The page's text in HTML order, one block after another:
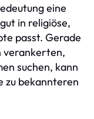
eine
in religiöse,
passt. Gerade
verankerten,
suchen, kann
zu bekannteren